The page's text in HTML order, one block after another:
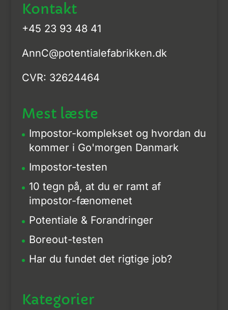
Kontakt
+45 23 93 48 41
AnnC@potentialefabrikken.dk
CVR: 32624464
Mest læste
Impostor-komplekset og hvordan du
kommer i Go'morgen Danmark
Impostor-testen
10 tegn på, at du er ramt af
impostor-fænomenet
Potentiale & Forandringer
Boreout-testen
Har du fundet det rigtige job?
Kategorier